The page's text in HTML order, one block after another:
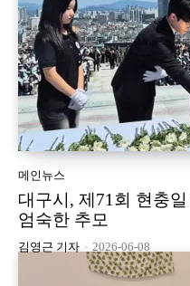
메인뉴스
대구시, 제71회 현충
엄숙한 추모
김영근 기자 - 2026-06-08